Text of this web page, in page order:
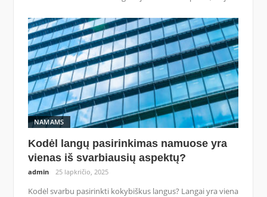
NAMAMS
Kodėl langų pasirinkimas namuose yra
vienas iš svarbiausių aspektų?
admin 25 lapkričio, 2025
Kodėl svarbu pasirinkti kokybiškus langus? Langai yra viena